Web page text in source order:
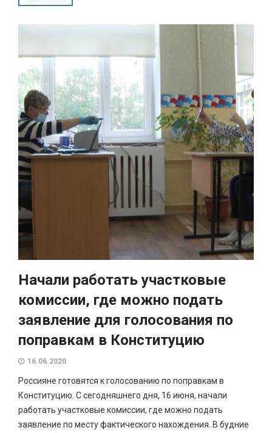
Начали работать участковые
комиссии, где можно подать
заявление для голосования по
поправкам в Конституцию
16.06.2020
Россияне готовятся к голосованию по поправкам в
Конституцию. С сегодняшнего дня, 16 июня, начали
работать участковые комиссии, где можно подать
заявление по месту фактического нахождения. В будние